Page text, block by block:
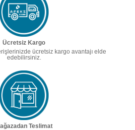
Ücretsiz Kargo
ücretsiz kargo avantajı elde
edebilirsiniz.
Teslimat